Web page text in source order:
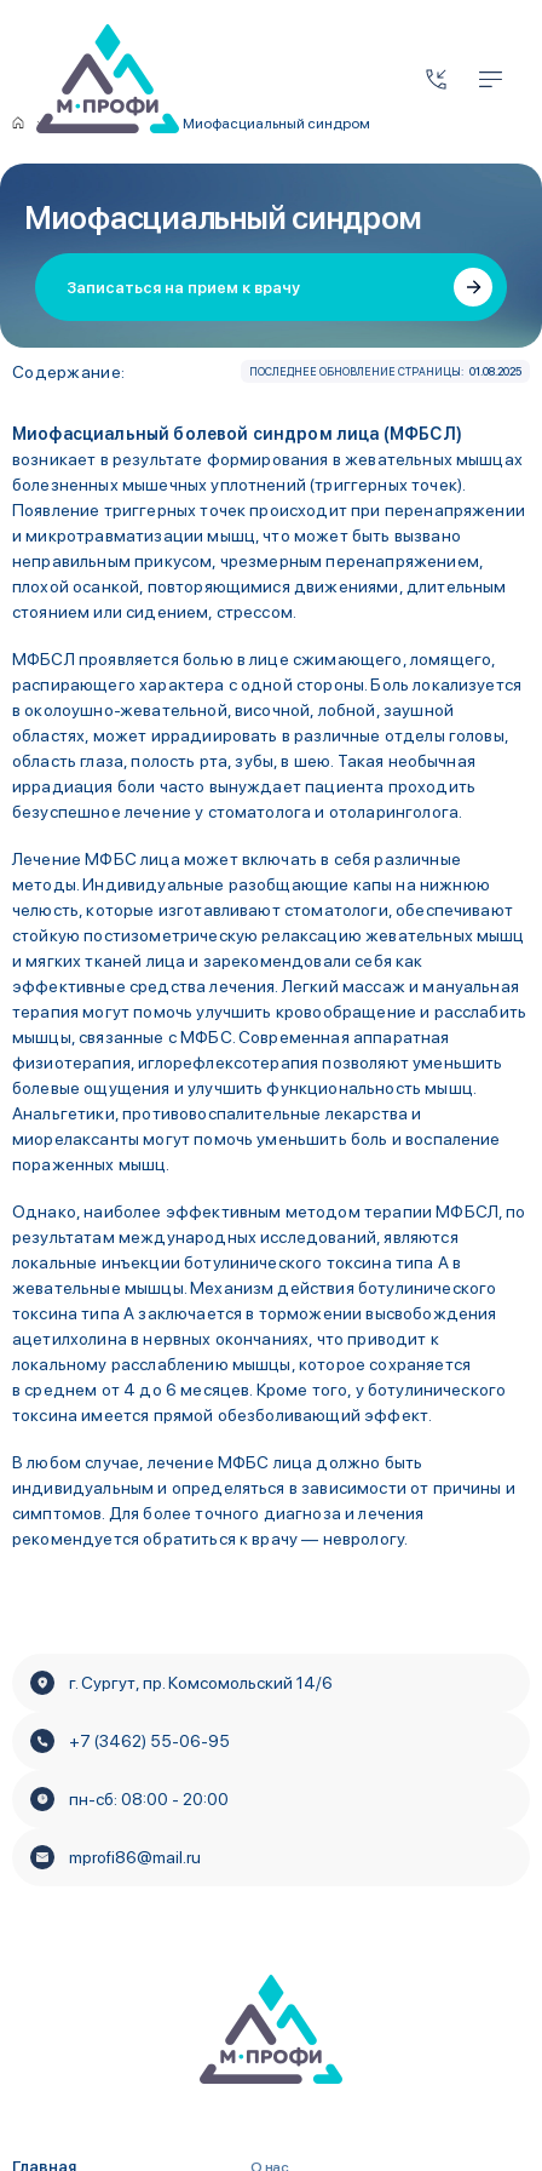
Что мы лечим? Миофасциальный синдром
Миофасциальный синдром
Записаться на прием к врачу
Содержание: ПОСЛЕДНЕЕ ОБНОВЛЕНИЕ СТРАНИЦЫ: 01.08.2025
Миофасциальный болевой синдром лица (МФБСЛ)
возникает в результате формирования в жевательных мышцах
болезненных мышечных уплотнений (триггерных точек).
Появление триггерных точек происходит при перенапряжении
и микротравматизации мышц, что может быть вызвано
неправильным прикусом, чрезмерным перенапряжением,
плохой осанкой, повторяющимися движениями, длительным
стоянием или сидением, стрессом.
МФБСЛ проявляется болью в лице сжимающего, ломящего,
распирающего характера с одной стороны. Боль локализуется
в околоушно-жевательной, височной, лобной, заушной
областях, может иррадиировать в различные отделы головы,
область глаза, полость рта, зубы, в шею. Такая необычная
иррадиация боли часто вынуждает пациента проходить
безуспешное лечение у стоматолога и отоларинголога.
Лечение МФБС лица может включать в себя различные
методы. Индивидуальные разобщающие капы на нижнюю
челюсть, которые изготавливают стоматологи, обеспечивают
стойкую постизометрическую релаксацию жевательных мышц
и мягких тканей лица и зарекомендовали себя как
эффективные средства лечения. Легкий массаж и мануальная
терапия могут помочь улучшить кровообращение и расслабить
мышцы, связанные с МФБС. Современная аппаратная
физиотерапия, иглорефлексотерапия позволяют уменьшить
болевые ощущения и улучшить функциональность мышц.
Анальгетики, противовоспалительные лекарства и
миорелаксанты могут помочь уменьшить боль и воспаление
пораженных мышц.
Однако, наиболее эффективным методом терапии МФБСЛ, по
результатам международных исследований, являются
локальные инъекции ботулинического токсина типа А в
жевательные мышцы. Механизм действия ботулинического
токсина типа А заключается в торможении высвобождения
ацетилхолина в нервных окончаниях, что приводит к
локальному расслаблению мышцы, которое сохраняется
в среднем от 4 до 6 месяцев. Кроме того, у ботулинического
токсина имеется прямой обезболивающий эффект.
В любом случае, лечение МФБС лица должно быть
индивидуальным и определяться в зависимости от причины и
симптомов. Для более точного диагноза и лечения
рекомендуется обратиться к врачу — неврологу.
г. Сургут, пр. Комсомольский 14/6
+7 (3462) 55-06-95
пн-сб: 08:00 - 20:00
mprofi86@mail.ru
Главная О нас